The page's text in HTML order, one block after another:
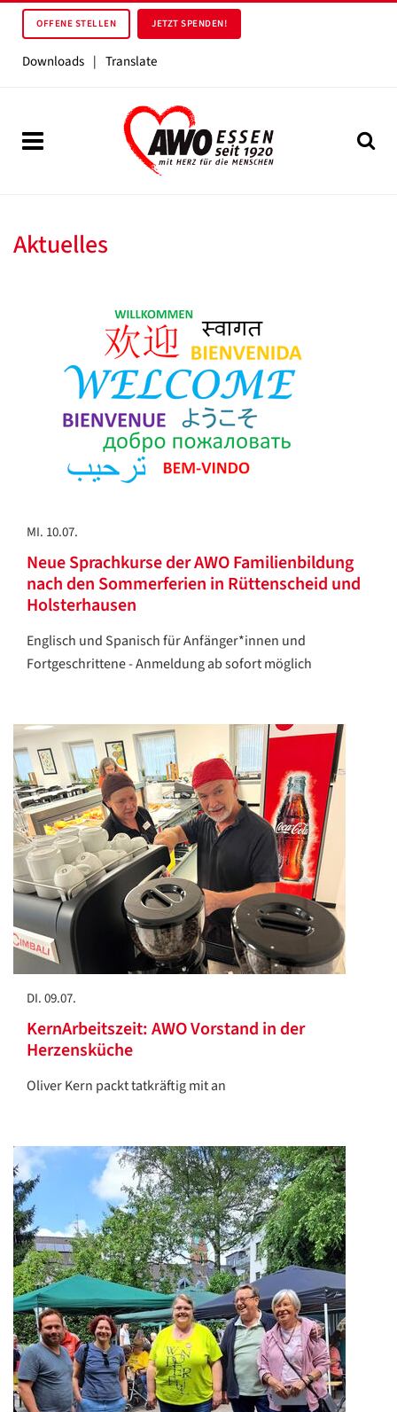
OFFENE STELLEN JETZT SPENDEN!
Downloads | Translate
Aktuelles
MI. 10.07.
Neue Sprachkurse der AWO Familienbildung
nach den Sommerferien in Rüttenscheid und
Holsterhausen
Englisch und Spanisch für Anfänger*innen und
Fortgeschrittene - Anmeldung ab sofort möglich
DI. 09.07.
KernArbeitszeit: AWO Vorstand in der
Herzensküche
Oliver Kern packt tatkräftig mit an